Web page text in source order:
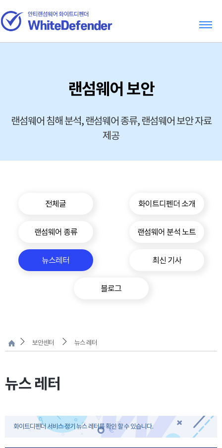
랜섬웨어 보안
랜섬웨어 침해 분석, 랜섬웨어 종류, 랜섬웨어 보안 자료
제공
전체글 화이트디펜더 소개
랜섬웨어 종류 랜섬웨어 분석 노트
뉴스레터 최신 기사
블로그
보안센터 뉴스 레터
뉴스 레터
화이트디펜더 서비스 정기 뉴스 레터를 확인 할 수 있습니다.